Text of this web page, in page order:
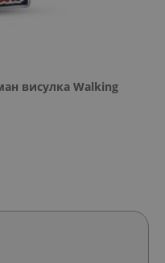
висулка Walking